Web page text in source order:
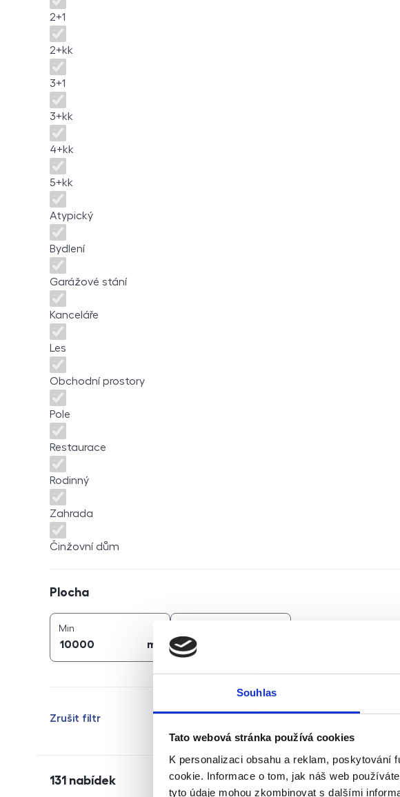
Souhlas
Tato webová stránka používá cookies
K personalizaci obsahu a reklam,
cookie. Informace o tom, jak náš web
tyto údaje mohou zkombinovat s dalšími
2+1
2+kk
3+1
3+kk
4+kk
5+kk
Atypický
Bydlení
Garážové stání
Kanceláře
Les
Obchodní prostory
Pole
Restaurace
Rodinný
Zahrada
Činžovní dům
Plocha
Min
m
Zrušit filtr
131 nabídek